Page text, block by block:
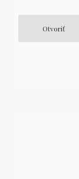
Otvoriť